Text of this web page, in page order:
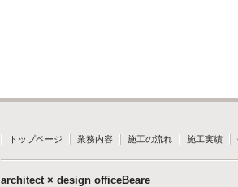
トップページ 業務内容 施工の流れ 施工実績
architect × design officeBeare